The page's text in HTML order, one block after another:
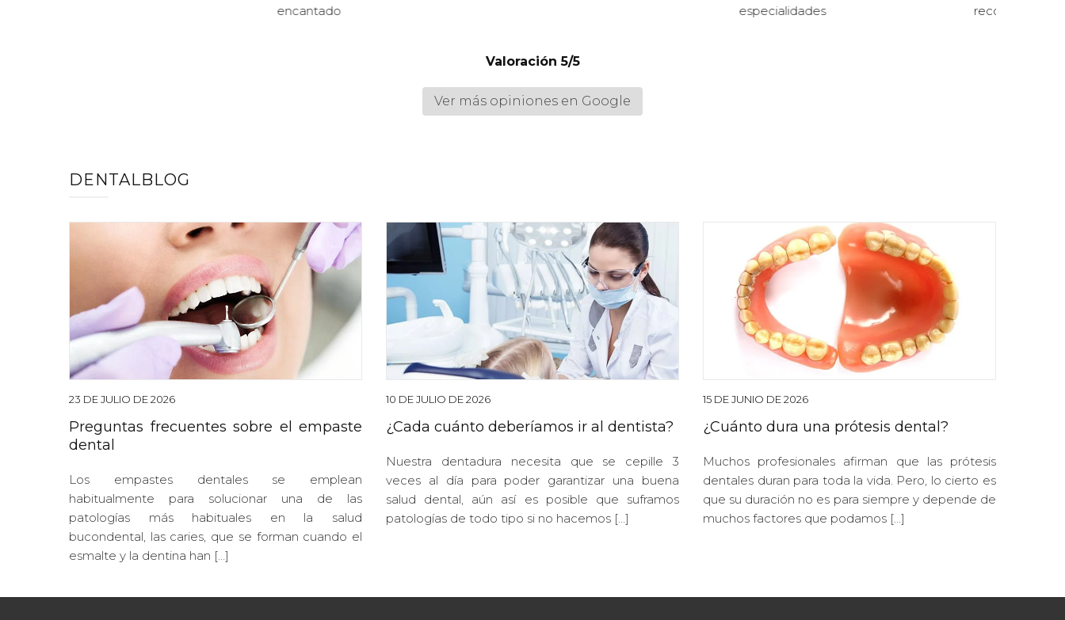
Valoración 5/5
Ver más opiniones en Google
DENTALBLOG
23 DE JULIO DE 2026
Preguntas frecuentes sobre el empaste
dental
Los empastes dentales se emplean
habitualmente para solucionar una de las
patologías más habituales en la salud
bucondental, las caries, que se forman cuando el
esmalte y la dentina han […]
10 DE JULIO DE 2026
¿Cada cuánto deberíamos ir al dentista?
Nuestra dentadura necesita que se cepille 3
veces al día para poder garantizar una buena
salud dental, aún así es posible que suframos
patologías de todo tipo si no hacemos […]
15 DE JUNIO DE 2026
¿Cuánto dura una prótesis dental?
Muchos profesionales afirman que las prótesis
dentales duran para toda la vida. Pero, lo cierto es
que su duración no es para siempre y depende de
muchos factores que podamos […]